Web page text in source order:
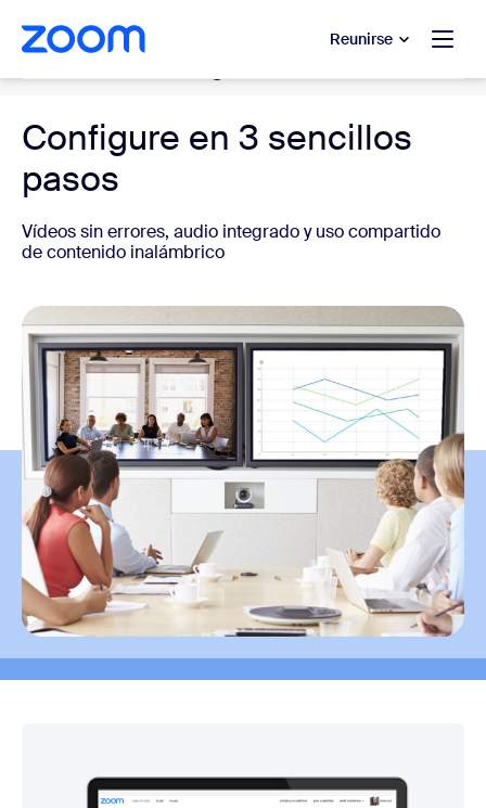
contenido principal
al chat de ayuda Reunirse
Configure en 3 sencillos
pasos
Vídeos sin errores, audio integrado y uso compartido
de contenido inalámbrico